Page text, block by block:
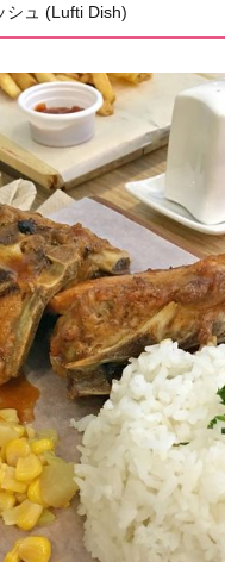
シュ (Lufti Dish)